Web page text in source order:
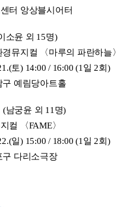
터 앙상블시어터
소윤 외 15명)
뮤지컬 〈마루의 파란하늘〉
토) 14:00 / 16:00 (1일 2회)
예림당아트홀
남궁윤 외 11명)
컬 〈FAME〉
일) 15:00 / 18:00 (1일 2회)
다리소극장